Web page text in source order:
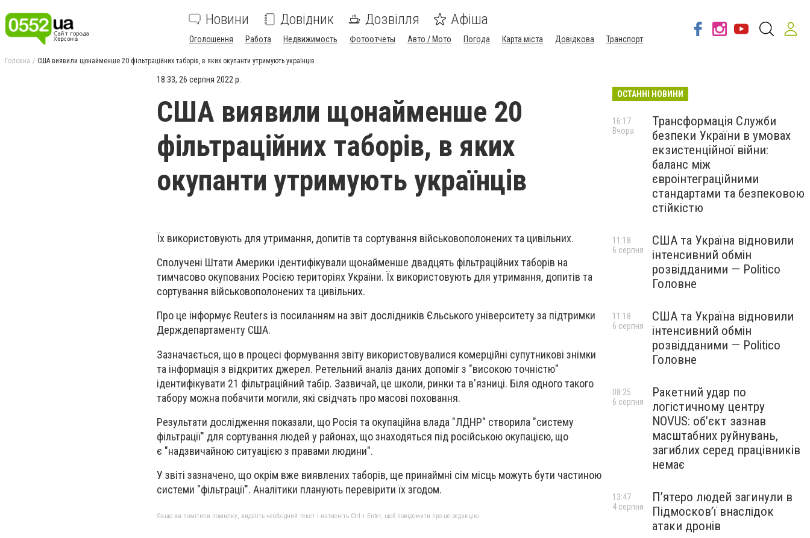
Новини Довідник Дозвілля Афіша
Оголошення Работа Недвижимость Фотоотчеты Авто / Мото Погода Карта міста Довідкова Транспорт
Головна США виявили щонайменше 20 фільтраційних таборів, в яких окупанти утримують українців
18:33, 26 серпня 2022 р.
США виявили щонайменше 20
фільтраційних таборів, в яких
окупанти утримують українців
Їх використовують для утримання, допитів та сортування військовополонених та цивільних.
Сполучені Штати Америки ідентифікували щонайменше двадцять фільтраційних таборів на
тимчасово окупованих Росією територіях України. Їх використовують для утримання, допитів та
сортування військовополонених та цивільних.
Про це інформує Reuters із посиланням на звіт дослідників Єльського університету за підтримки
Держдепартаменту США.
Зазначається, що в процесі формування звіту використовувалися комерційні супутникові знімки
та інформація з відкритих джерел. Ретельний аналіз даних допоміг з "високою точністю"
ідентифікувати 21 фільтраційний табір. Зазвичай, це школи, ринки та в'язниці. Біля одного такого
табору можна побачити могили, які свідчать про масові поховання.
Результати дослідження показали, що Росія та окупаційна влада "ЛДНР" створила "систему
фільтрації" для сортування людей у районах, що знаходяться під російською окупацією, що
є "надзвичайною ситуацією з правами людини".
У звіті зазначено, що окрім вже виявлених таборів, ще принаймні сім місць можуть бути частиною
системи "фільтрації". Аналітики планують перевірити їх згодом.
Якщо ви помітили помилку, виділіть необхідний текст і натисніть Ctrl + Enter, щоб повідомити про це редакцію
ОСТАННІ НОВИНИ
Трансформація Служби
безпеки України в умовах
екзистенційної війни:
баланс між
євроінтеграційними
стандартами та безпековою
стійкістю
16:17
Вчора
США та Україна відновили
інтенсивний обмін
розвідданими — Politico
Головне
11:18
6 серпня
США та Україна відновили
інтенсивний обмін
розвідданими — Politico
Головне
11:18
6 серпня
Ракетний удар по
логістичному центру
NOVUS: об’єкт зазнав
масштабних руйнувань,
загиблих серед працівників
немає
08:25
6 серпня
П’ятеро людей загинули в
Підмосков’ї внаслідок
атаки дронів
13:47
4 серпня